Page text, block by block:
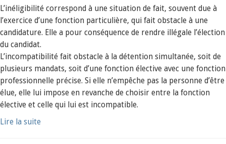
L’inéligibilité correspond à une situation de fait, souvent due à
l’exercice d’une fonction particulière, qui fait obstacle à une
candidature. Elle a pour conséquence de rendre illégale l’élection
du candidat.
L’incompatibilité fait obstacle à la détention simultanée, soit de
plusieurs mandats, soit d’une fonction élective avec une fonction
professionnelle précise. Si elle n’empêche pas la personne d’être
élue, elle lui impose en revanche de choisir entre la fonction
élective et celle qui lui est incompatible.
Lire la suite